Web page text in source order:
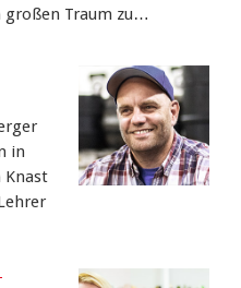
großen Traum zu…
in
Knast